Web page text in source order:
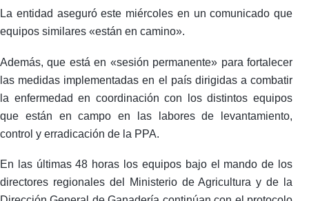
La entidad aseguró este miércoles en un comunicado que
equipos similares «están en camino».
Además, que está en «sesión permanente» para fortalecer
las medidas implementadas en el país dirigidas a combatir
la enfermedad en coordinación con los distintos equipos
que están en campo en las labores de levantamiento,
control y erradicación de la PPA.
En las últimas 48 horas los equipos bajo el mando de los
directores regionales del Ministerio de Agricultura y de la